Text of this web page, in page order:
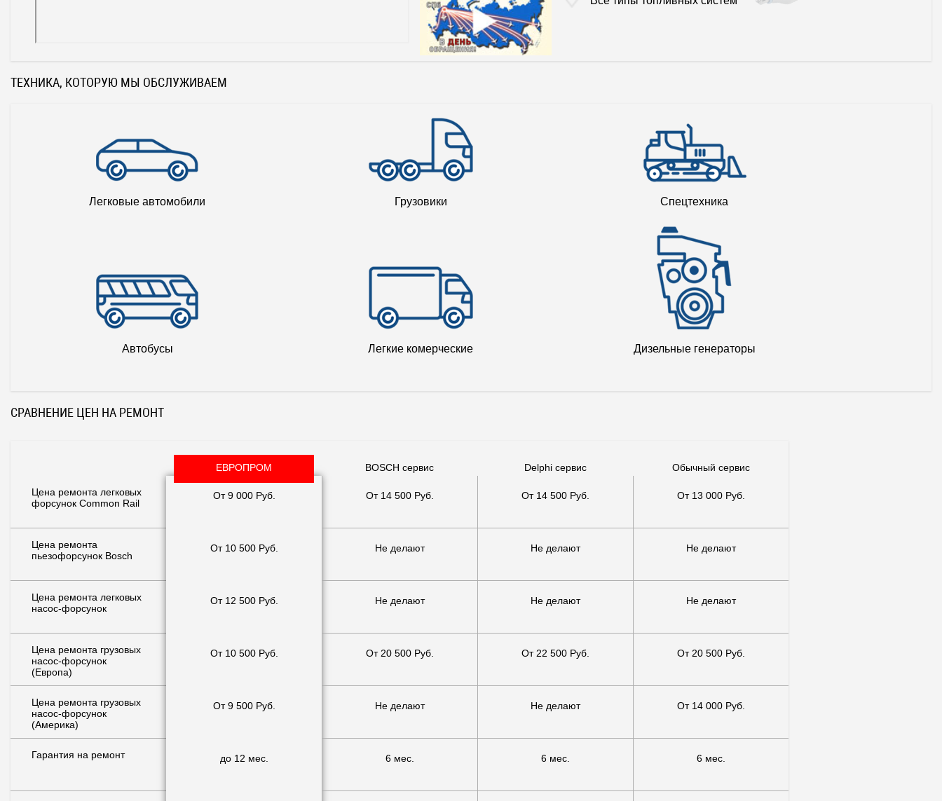
ТЕХНИКА, КОТОРУЮ МЫ ОБСЛУЖИВАЕМ
Легковые автомобили Грузовики Спецтехника
Автобусы Легкие комерческие Дизельные генераторы
СРАВНЕНИЕ ЦЕН НА РЕМОНТ
Цена ремонта легковых
форсунок Common Rail
Цена ремонта
пьезофорсунок Bosch
Цена ремонта легковых
насос-форсунок
Цена ремонта грузовых
насос-форсунок
(Европа)
Цена ремонта грузовых
насос-форсунок
(Америка)
Гарантия на ремонт
ЕВРОПРОМ
От 9 000 Руб.
От 10 500 Руб.
От 12 500 Руб.
От 10 500 Руб.
От 9 500 Руб.
до 12 мес.
BOSCH сервис
От 14 500 Руб.
Не делают
Не делают
От 20 500 Руб.
Не делают
6 мес.
Delphi сервис
От 14 500 Руб.
Не делают
Не делают
От 22 500 Руб.
Не делают
6 мес.
Обычный сервис
От 13 000 Руб.
Не делают
Не делают
От 20 500 Руб.
От 14 000 Руб.
6 мес.